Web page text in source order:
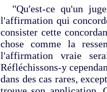
"Qu'est-ce qu'un
l'affirmation qui
consister cette
chose comme la
l'affirmation vraie
Réfléchissons-y
dans des cas rares,